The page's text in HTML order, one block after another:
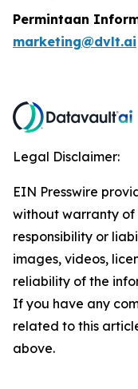
Permintaan
marketing@dvlt.ai
Legal Disclaimer:
EIN Presswire
without warranty of
responsibility or
images, videos,
reliability of the
If you have any
related to this
above.